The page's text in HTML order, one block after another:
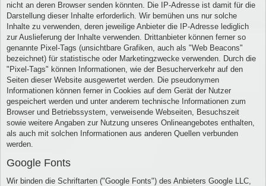
nicht an deren Browser senden könnten. Die IP-Adresse ist damit für die
Darstellung dieser Inhalte erforderlich. Wir bemühen uns nur solche
Inhalte zu verwenden, deren jeweilige Anbieter die IP-Adresse lediglich
zur Auslieferung der Inhalte verwenden. Drittanbieter können ferner so
genannte Pixel-Tags (unsichtbare Grafiken, auch als "Web Beacons"
bezeichnet) für statistische oder Marketingzwecke verwenden. Durch die
"Pixel-Tags" können Informationen, wie der Besucherverkehr auf den
Seiten dieser Website ausgewertet werden. Die pseudonymen
Informationen können ferner in Cookies auf dem Gerät der Nutzer
gespeichert werden und unter anderem technische Informationen zum
Browser und Betriebssystem, verweisende Webseiten, Besuchszeit
sowie weitere Angaben zur Nutzung unseres Onlineangebotes enthalten,
als auch mit solchen Informationen aus anderen Quellen verbunden
werden.
Google Fonts
Wir binden die Schriftarten ("Google Fonts") des Anbieters Google LLC,